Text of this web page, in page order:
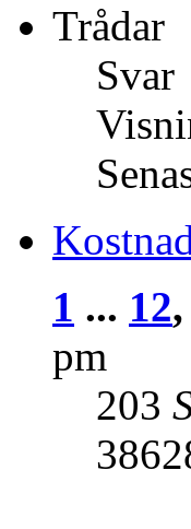
Trådar
Svar
1 ... 12,
pm
203